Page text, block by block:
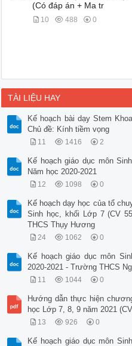
(Có đáp án + Ma tr
10 488 0
TÀI LIỆU HAY
Kế hoạch bài dạy Stem
Chủ đề: Kính tiềm vọng
11 1416 2
Kế hoạch giáo dục môn
Năm học 2020-2021
12 1098 0
Kế hoạch dạy học của tổ
Sinh học, khối Lớp 7 (CV
THCS Thụy Hương
24 1062 0
Kế hoạch giáo dục môn
2020-2021 - Trường THCS
11 1044 0
Hướng dẫn thực hiện
học Lớp 7, 8, 9 năm 2021
13 926 0
Kế hoạch giáo dục môn